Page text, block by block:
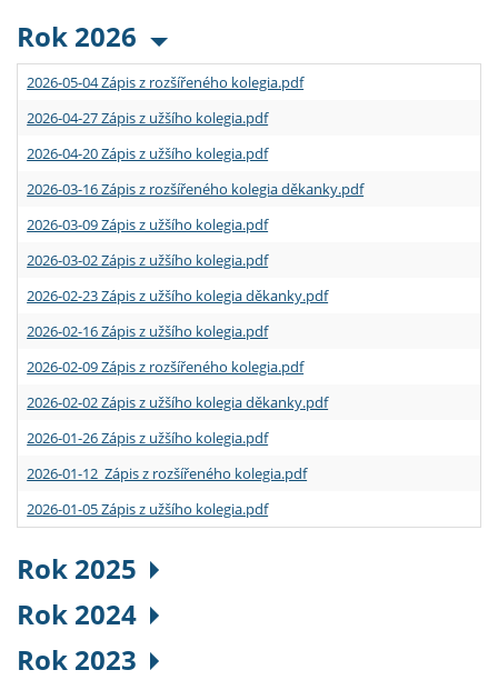
Rok 2026
2026-05-04 Zápis z rozšířeného kolegia.pdf
2026-04-27 Zápis z užšího kolegia.pdf
2026-04-20 Zápis z užšího kolegia.pdf
2026-03-16 Zápis z rozšířeného kolegia děkanky.pdf
2026-03-09 Zápis z užšího kolegia.pdf
2026-03-02 Zápis z užšího kolegia.pdf
2026-02-23 Zápis z užšího kolegia děkanky.pdf
2026-02-16 Zápis z užšího kolegia.pdf
2026-02-09 Zápis z rozšířeného kolegia.pdf
2026-02-02 Zápis z užšího kolegia děkanky.pdf
2026-01-26 Zápis z užšího kolegia.pdf
2026-01-12 Zápis z rozšířeného kolegia.pdf
2026-01-05 Zápis z užšího kolegia.pdf
Rok 2025
Rok 2024
Rok 2023